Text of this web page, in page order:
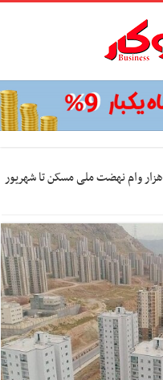
وعده پرداخت ۲۰۰ هزار وام نهضت ملی مسکن تا شهریور